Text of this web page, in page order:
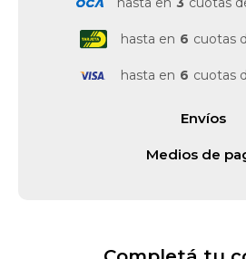
hasta en 6 cuotas
hasta en 6 cuotas
Envíos
Medios de